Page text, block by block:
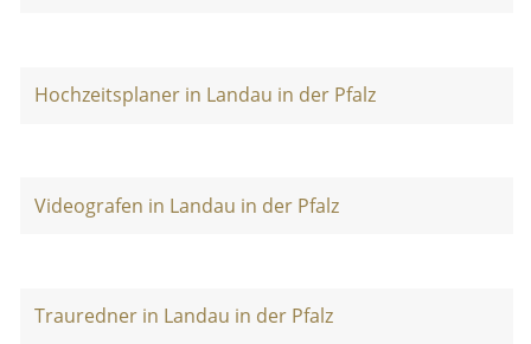
Hochzeitsplaner in Landau in der Pfalz
Videografen in Landau in der Pfalz
Trauredner in Landau in der Pfalz